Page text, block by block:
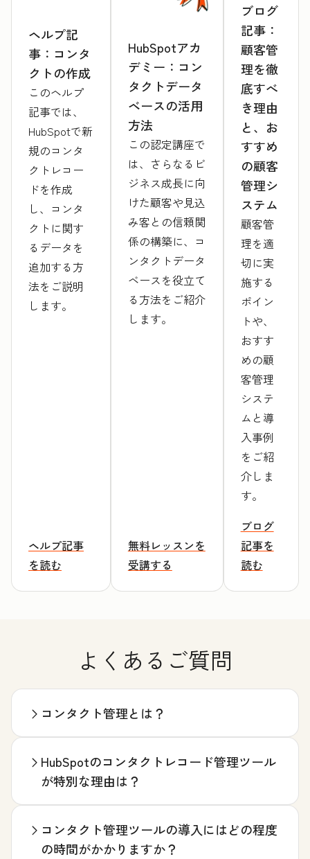
ヘルプ記
事：コンタ
クトの作成
このヘルプ
記事では、
HubSpotで新
規のコンタ
クトレコー
ドを作成
し、コンタ
クトに関す
るデータを
追加する方
法をご説明
します。
ヘルプ記事
を読む
HubSpotアカ
デミー：コン
タクトデータ
ベースの活用
方法
この認定講座で
は、さらなるビ
ジネス成長に向
けた顧客や見込
み客との信頼関
係の構築に、コ
ンタクトデータ
ベースを役立て
る方法をご紹介
します。
無料レッスンを
受講する
ブログ
記事：
顧客管
理を徹
底すべ
き理由
と、お
すすめ
の顧客
管理シ
ステム
顧客管
理を適
切に実
施する
ポイン
トや、
おすす
めの顧
客管理
システ
ムと導
入事例
をご紹
介しま
す。
ブログ
記事を
読む
よくあるご質問
コンタクト管理とは？
HubSpotのコンタクトレコード管理ツール
が特別な理由は？
コンタクト管理ツールの導入にはどの程度
の時間がかかりますか？